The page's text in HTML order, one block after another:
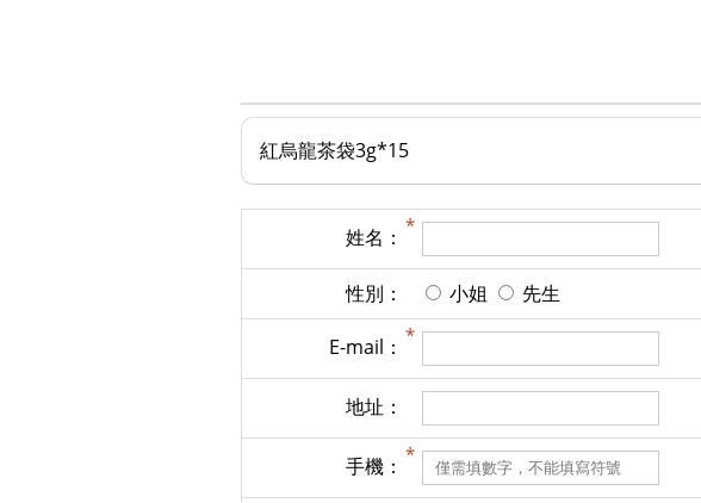
紅烏龍茶袋3g*15
姓名：
性別： 小姐 先生
E-mail：
地址：
手機：